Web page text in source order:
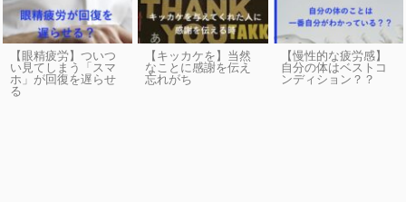
【眼精疲労】ついつ
い見てしまう「スマ
ホ」が回復を遅らせ
る
【キッカケを】当然
なことに感謝を伝え
忘れがち
【慢性的な疲労感】
自分の体はベストコ
ンディション？？